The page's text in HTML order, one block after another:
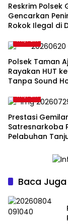
Reskrim Polsek
Gencarkan
Rokok Ilegal di
TNI/Polri
Polsek Taman
Rayakan HUT
Tanpa Sound
TNI/Polri
Prestasi
Satresnarkoba
Pelabuhan
Baca Juga